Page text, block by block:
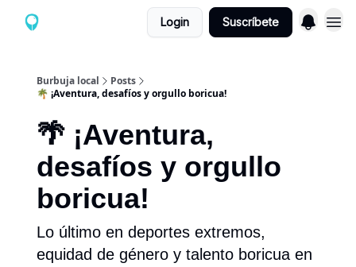
Login Suscríbete
Burbuja local
Posts
🌴 ¡Aventura, desafíos y orgullo boricua!
🌴 ¡Aventura,
desafíos y orgullo
boricua!
Lo último en deportes extremos,
equidad de género y talento boricua en